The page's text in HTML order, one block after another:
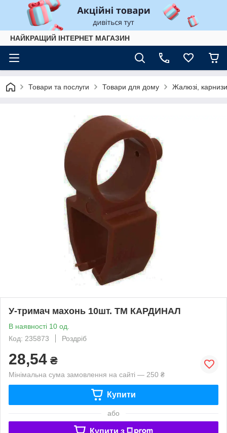
НАЙКРАЩИЙ ІНТЕРНЕТ МАГАЗИН
Товари та послуги Товари для дому Жалюзі,
У-тримач махонь 10шт. ТМ КАРДИНАЛ
В наявності 10 од.
Код: 235873
Роздріб
28,54 ₴
Мінімальна сума замовлення на сайті — 250 ₴
Купити
або
Купити з